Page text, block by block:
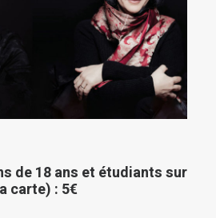
de 18 ans et étudiants sur
carte) : 5€